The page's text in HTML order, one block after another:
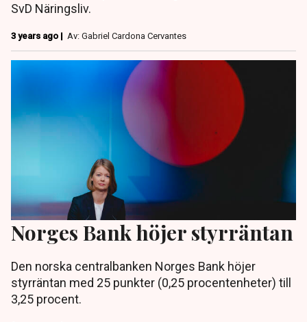
SvD Näringsliv.
3 years ago | Av: Gabriel Cardona Cervantes
Norges Bank höjer styrräntan
Den norska centralbanken Norges Bank höjer
styrräntan med 25 punkter (0,25 procentenheter) till
3,25 procent.